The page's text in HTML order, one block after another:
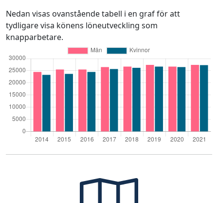
Nedan visas ovanstående tabell i en graf för att
tydligare visa könens löneutveckling som
knapparbetare.